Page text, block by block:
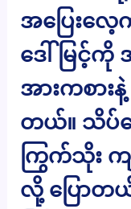
အပြေးလ
ဒေါ်မြင့်
အားကစား
တယ်။ သိပ်
ကြွက်သိုး
လို့ ပြောတ